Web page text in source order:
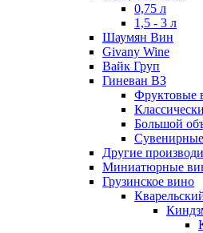
0,75 л
1,5 - 3 л
Шаумян Вин
Givany Wine
Вайк Груп
Гиневан ВЗ
Фруктовые
Большой
Сувенирные
Другие
Миниатюрные
Грузинское вино